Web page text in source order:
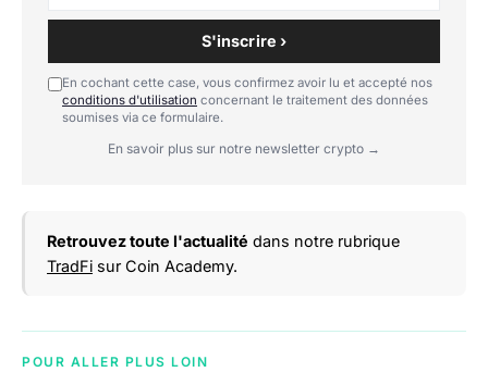
S'inscrire ›
En cochant cette case, vous confirmez avoir lu et accepté nos
conditions d'utilisation concernant le traitement des données
soumises via ce formulaire.
En savoir plus sur notre newsletter crypto →
Retrouvez toute l'actualité dans notre rubrique
TradFi sur Coin Academy.
POUR ALLER PLUS LOIN